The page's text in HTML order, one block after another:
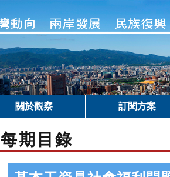
關於觀察 訂閱方案
每期目錄